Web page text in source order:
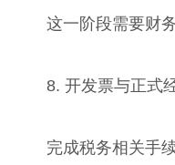
这一阶段需要财
8. 开发票与正式
完成税务相关手